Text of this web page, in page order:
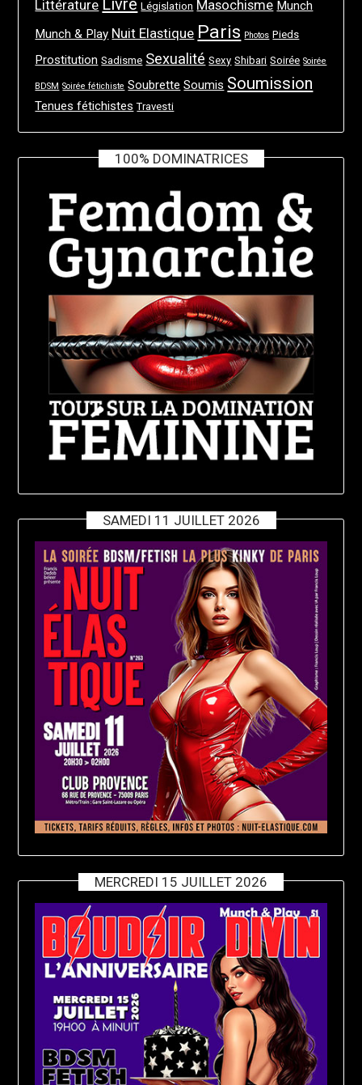
Littérature Livre Législation Masochisme Munch
Munch & Play Nuit Elastique Paris Photos Pieds
Prostitution Sadisme Sexualité Sexy Shibari Soirée Soirée
BDSM Soirée fétichiste Soubrette Soumis Soumission
Tenues fétichistes Travesti
100% DOMINATRICES
SAMEDI 11 JUILLET 2026
MERCREDI 15 JUILLET 2026